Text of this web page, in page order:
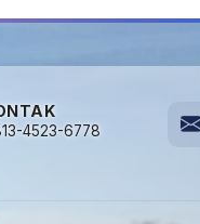
4523-6778